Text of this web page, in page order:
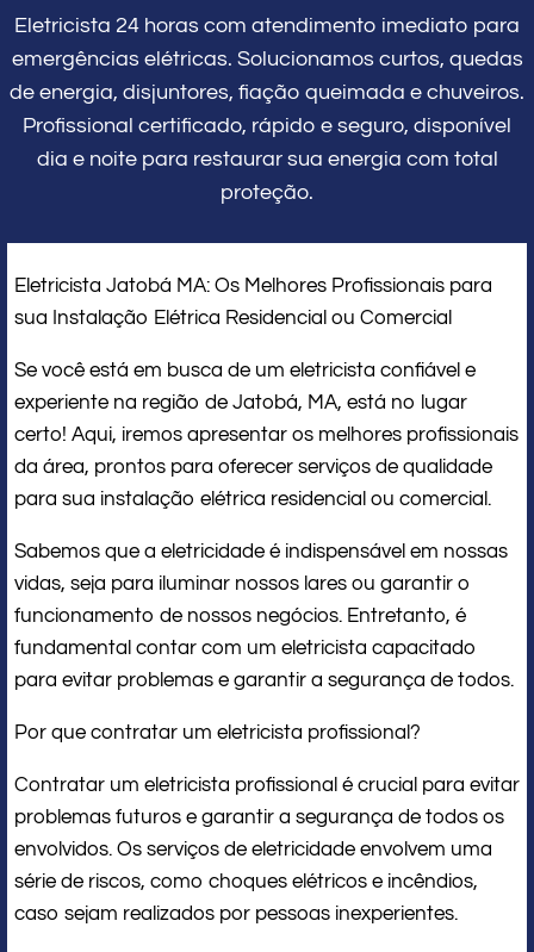
Eletricista 24 horas com atendimento imediato para
emergências elétricas. Solucionamos curtos, quedas
de energia, disjuntores, fiação queimada e chuveiros.
Profissional certificado, rápido e seguro, disponível
dia e noite para restaurar sua energia com total
proteção.
Eletricista Jatobá MA: Os Melhores Profissionais para
sua Instalação Elétrica Residencial ou Comercial
Se você está em busca de um eletricista confiável e
experiente na região de Jatobá, MA, está no lugar
certo! Aqui, iremos apresentar os melhores profissionais
da área, prontos para oferecer serviços de qualidade
para sua instalação elétrica residencial ou comercial.
Sabemos que a eletricidade é indispensável em nossas
vidas, seja para iluminar nossos lares ou garantir o
funcionamento de nossos negócios. Entretanto, é
fundamental contar com um eletricista capacitado
para evitar problemas e garantir a segurança de todos.
Por que contratar um eletricista profissional?
Contratar um eletricista profissional é crucial para evitar
problemas futuros e garantir a segurança de todos os
envolvidos. Os serviços de eletricidade envolvem uma
série de riscos, como choques elétricos e incêndios,
caso sejam realizados por pessoas inexperientes.